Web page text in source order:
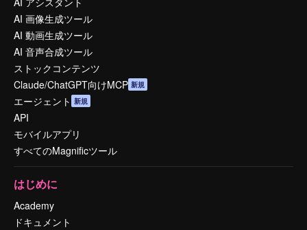
AI 画像生成ツール
AI 動画生成ツール
AI 音声合成ツール
ストックコンテンツ
Claude/ChatGPT向けMCP 新規
エージェント 新規
API
モバイルアプリ
すべてのMagnificツール
はじめに
Academy
ドキュメント